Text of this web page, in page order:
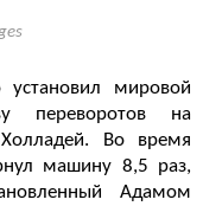
мировой
переворотов на
Во время
машину 8,5 раз,
Адамом